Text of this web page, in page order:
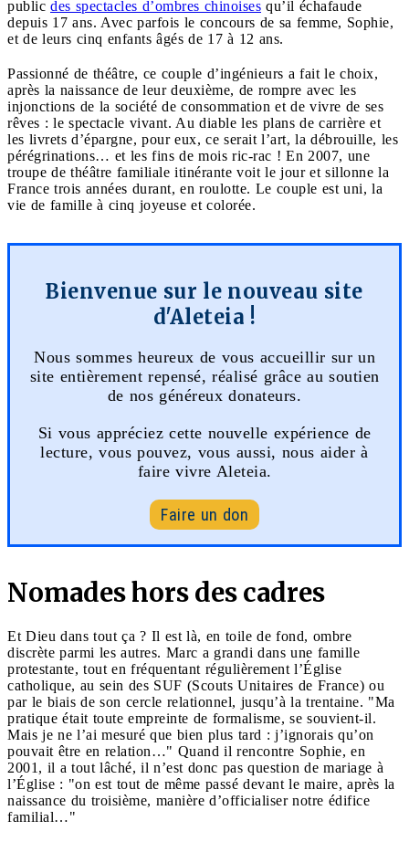
public des spectacles d’ombres chinoises qu’il échafaude
depuis 17 ans. Avec parfois le concours de sa femme, Sophie,
et de leurs cinq enfants âgés de 17 à 12 ans.
Passionné de théâtre, ce couple d’ingénieurs a fait le choix,
après la naissance de leur deuxième, de rompre avec les
injonctions de la société de consommation et de vivre de ses
rêves : le spectacle vivant. Au diable les plans de carrière et
les livrets d’épargne, pour eux, ce serait l’art, la débrouille, les
pérégrinations… et les fins de mois ric-rac ! En 2007, une
troupe de théâtre familiale itinérante voit le jour et sillonne la
France trois années durant, en roulotte. Le couple est uni, la
vie de famille à cinq joyeuse et colorée.
Bienvenue sur le nouveau site
d'Aleteia !
Nous sommes heureux de vous accueillir sur un
site entièrement repensé, réalisé grâce au soutien
de nos généreux donateurs.
Si vous appréciez cette nouvelle expérience de
lecture, vous pouvez, vous aussi, nous aider à
faire vivre Aleteia.
Faire un don
Nomades hors des cadres
Et Dieu dans tout ça ? Il est là, en toile de fond, ombre
discrète parmi les autres. Marc a grandi dans une famille
protestante, tout en fréquentant régulièrement l’Église
catholique, au sein des SUF (Scouts Unitaires de France) ou
par le biais de son cercle relationnel, jusqu’à la trentaine. "Ma
pratique était toute empreinte de formalisme, se souvient-il.
Mais je ne l’ai mesuré que bien plus tard : j’ignorais qu’on
pouvait être en relation…" Quand il rencontre Sophie, en
2001, il a tout lâché, il n’est donc pas question de mariage à
l’Église : "on est tout de même passé devant le maire, après la
naissance du troisième, manière d’officialiser notre édifice
familial…"